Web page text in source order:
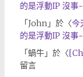
的是浮動IP 沒事~
「 John」於〈今
的是浮動IP 沒事~
「 蝸牛」於〈
留言